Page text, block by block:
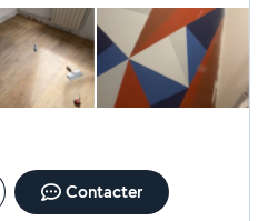
et même la création de
nous sommes équipés
réaliser vos projets.
pour obtenir un devis
Contacter